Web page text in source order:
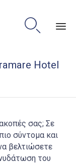

Hotel
σας; Σε
σύντομα και
βελτιώσετε
του